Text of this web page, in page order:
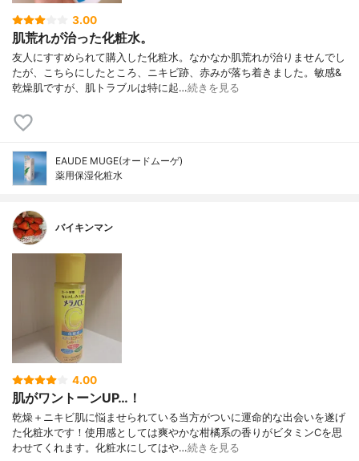
3.00
肌荒れが治った化粧水。
友人にすすめられて購入した化粧水。なかなか肌荒れが治りませんでし
たが、こちらにしたところ、ニキビ跡、赤みが落ち着きました。敏感&
乾燥肌ですが、肌トラブルは特に起…続きを見る
EAUDE MUGE(オードムーゲ)
薬用保湿化粧水
バイキンマン
4.00
肌がワントーンUP…！
乾燥＋ニキビ肌に悩ませられている当方がついに運命的な出会いを遂げ
た化粧水です！使用感としては爽やかな柑橘系の香りがビタミンCを思
わせてくれます。化粧水にしてはや…続きを見る